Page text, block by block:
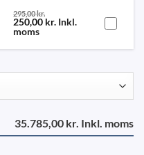
295,00kr.
250,00 kr.Inkl.
moms
35.785,00 kr. Inkl. moms